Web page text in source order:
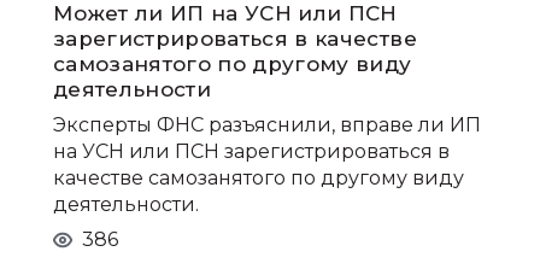
Может ли ИП на УСН или ПСН
зарегистрироваться в качестве
самозанятого по другому виду
деятельности
Эксперты ФНС разъяснили, вправе ли ИП
на УСН или ПСН зарегистрироваться в
качестве самозанятого по другому виду
деятельности.
386